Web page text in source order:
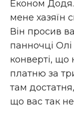
Економ
мене хазяїн
Він просив
панночці
конверті, що
платню за
там
що вас так